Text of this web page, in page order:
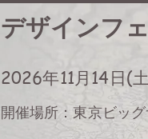
デザインフ
2026年11月14日(
開催場所：東京ビッ